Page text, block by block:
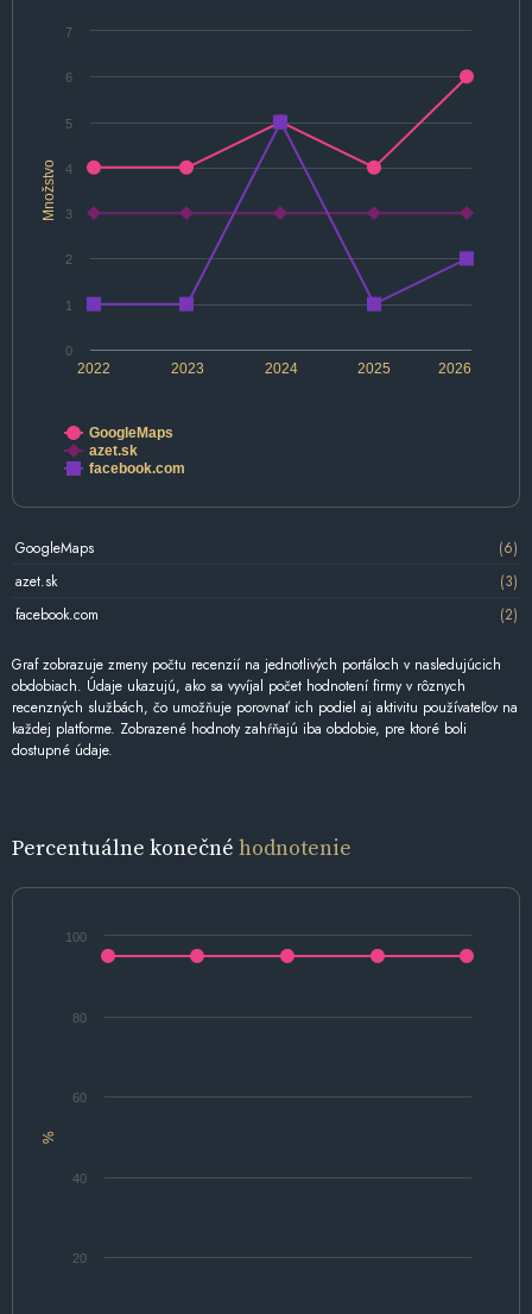
Množstvo
2022 2024 2026
2023 2025
0
1
2
3
4
5
6
7
GoogleMaps
azet.sk
facebook.com
GoogleMaps
(6)
azet.sk
(3)
facebook.com
(2)
Graf zobrazuje zmeny počtu recenzií na jednotlivých portáloch v nasledujúcich
obdobiach. Údaje ukazujú, ako sa vyvíjal počet hodnotení firmy v rôznych
recenzných službách, čo umožňuje porovnať ich podiel aj aktivitu používateľov na
každej platforme. Zobrazené hodnoty zahŕňajú iba obdobie, pre ktoré boli
dostupné údaje.
Percentuálne konečné hodnotenie
%
20
40
60
80
100